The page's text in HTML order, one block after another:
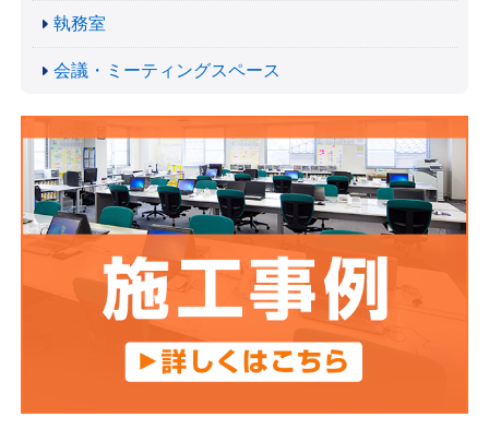
執務室
会議・ミーティングスペース